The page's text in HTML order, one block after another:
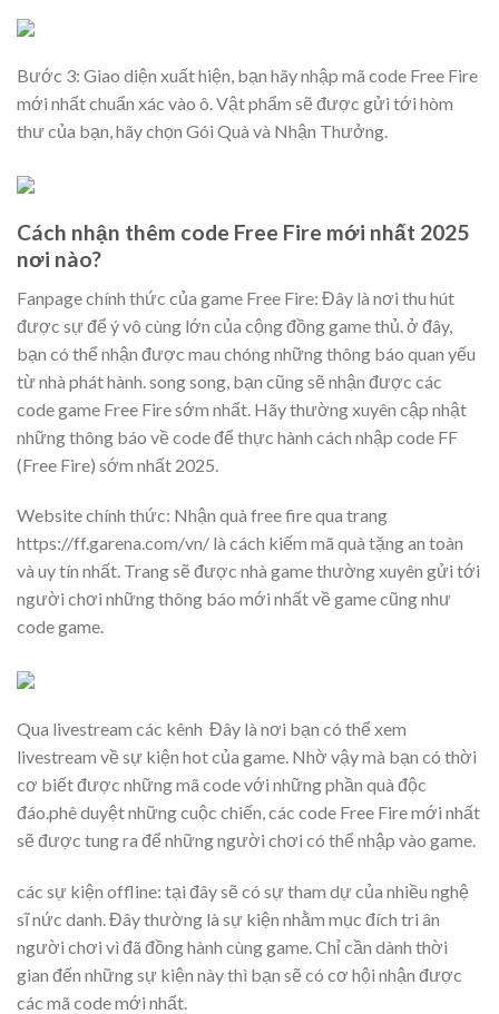
Bước 3: Giao diện xuất hiện, bạn hãy nhập mã code Free Fire
mới nhất chuẩn xác vào ô. Vật phẩm sẽ được gửi tới hòm
thư của bạn, hãy chọn Gói Quà và Nhận Thưởng.
Cách nhận thêm code Free Fire mới nhất 2025
nơi nào?
Fanpage chính thức của game Free Fire: Đây là nơi thu hút
được sự để ý vô cùng lớn của cộng đồng game thủ. ở đây,
bạn có thể nhận được mau chóng những thông báo quan yếu
từ nhà phát hành. song song, bạn cũng sẽ nhận được các
code game Free Fire sớm nhất. Hãy thường xuyên cập nhật
những thông báo về code để thực hành cách nhập code FF
(Free Fire) sớm nhất 2025.
Website chính thức: Nhận quà free fire qua trang
https://ff.garena.com/vn/ là cách kiếm mã quà tặng an toàn
và uy tín nhất. Trang sẽ được nhà game thường xuyên gửi tới
người chơi những thông báo mới nhất về game cũng như
code game.
Qua livestream các kênh Đây là nơi bạn có thể xem
livestream về sự kiện hot của game. Nhờ vậy mà bạn có thời
cơ biết được những mã code với những phần quà độc
đáo.phê duyệt những cuộc chiến, các code Free Fire mới nhất
sẽ được tung ra để những người chơi có thể nhập vào game.
các sự kiện offline: tại đây sẽ có sự tham dự của nhiều nghệ
sĩ nức danh. Đây thường là sự kiện nhằm mục đích tri ân
người chơi vì đã đồng hành cùng game. Chỉ cần dành thời
gian đến những sự kiện này thì bạn sẽ có cơ hội nhận được
các mã code mới nhất.